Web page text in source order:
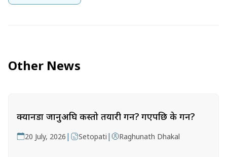
Other News
क्यानडा जानुअघि कस्तो तयारी गर्ने? गएपछि के गर्ने?
20 July, 2026 | Setopati | Raghunath Dhakal